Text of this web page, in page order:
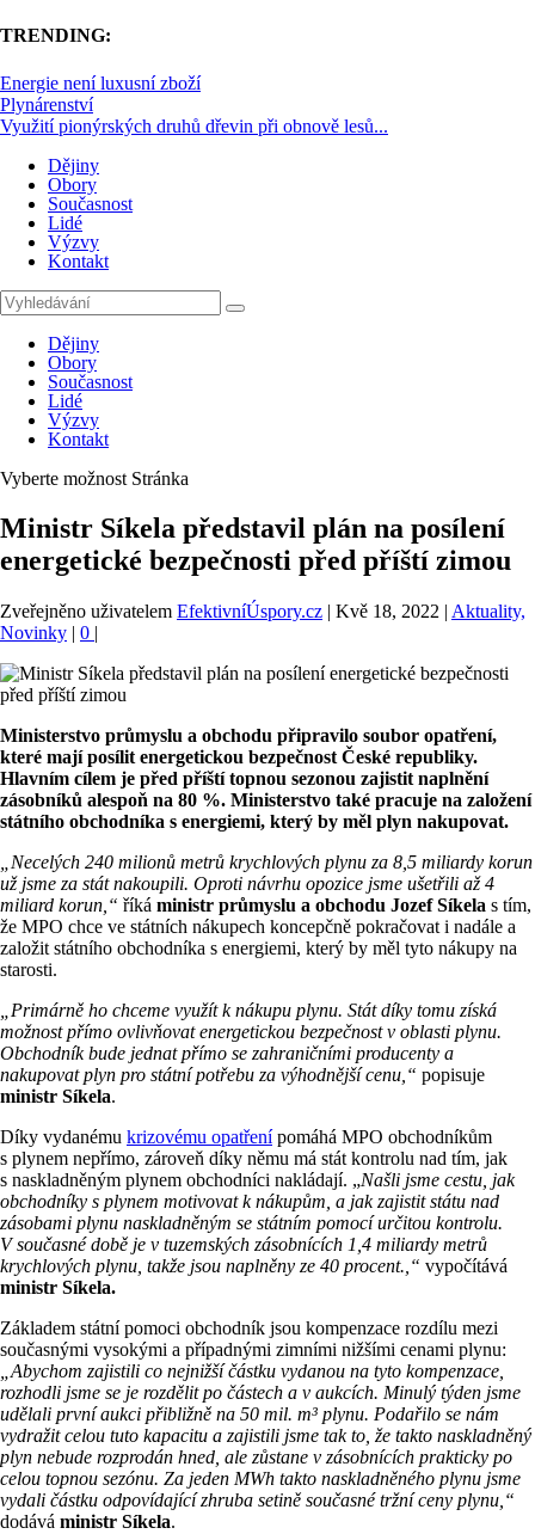
TRENDING:
Energie není luxusní zboží
Plynárenství
Využití pionýrských druhů dřevin při obnově lesů...
Dějiny
Obory
Současnost
Lidé
Výzvy
Kontakt
Dějiny
Obory
Současnost
Lidé
Výzvy
Kontakt
Vyberte možnost Stránka
Ministr Síkela představil plán na posílení
energetické bezpečnosti před příští zimou
Zveřejněno uživatelem EfektivníÚspory.cz | Kvě 18, 2022 | Aktuality,
Novinky | 0 |
Ministerstvo průmyslu a obchodu připravilo soubor opatření,
které mají posílit energetickou bezpečnost České republiky.
Hlavním cílem je před příští topnou sezonou zajistit naplnění
zásobníků alespoň na 80 %. Ministerstvo také pracuje na založení
státního obchodníka s energiemi, který by měl plyn nakupovat.
„Necelých 240 milionů metrů krychlových plynu za 8,5 miliardy korun
už jsme za stát nakoupili. Oproti návrhu opozice jsme ušetřili až 4
miliard korun,“ říká ministr průmyslu a obchodu Jozef Síkela s tím,
že MPO chce ve státních nákupech koncepčně pokračovat i nadále a
založit státního obchodníka s energiemi, který by měl tyto nákupy na
starosti.
Primárně ho chceme využít k nákupu plynu. Stát díky tomu získá
možnost přímo ovlivňovat energetickou bezpečnost v oblasti plynu.
Obchodník bude jednat přímo se zahraničními producenty a
nakupovat plyn pro státní potřebu za výhodnější cenu,“ popisuje
ministr Síkela.
Díky vydanému krizovému opatřenípomáhá MPO obchodníkům
s plynem nepřímo, zároveň díky němu má stát kontrolu nad tím, jak
s naskladněným plynem obchodníci nakládají. „Našli jsme cestu, jak
obchodníky s plynem motivovat k nákupům, a jak zajistit státu nad
zásobami plynu naskladněným se státním pomocí určitou kontrolu.
V současné době je v tuzemských zásobnících 1,4 miliardy metrů
krychlových plynu, takže jsou naplněny ze 40 procent.,“ vypočítává
ministr Síkela.
Základem státní pomoci obchodník jsou kompenzace rozdílu mezi
současnými vysokými a případnými zimními nižšími cenami plynu:
„Abychom zajistili co nejnižší částku vydanou na tyto kompenzace,
rozhodli jsme se je rozdělit po částech a v aukcích. Minulý týden jsme
udělali první aukci přibližně na 50 mil. m³ plynu. Podařilo se nám
vydražit celou tuto kapacitu a zajistili jsme tak to, že takto naskladněný
plyn nebude rozprodán hned, ale zůstane v zásobnících prakticky po
celou topnou sezónu. Za jeden MWh takto naskladněného plynu jsme
vydali částku odpovídající zhruba setině současné tržní ceny plynu,“
dodává ministr Síkela.